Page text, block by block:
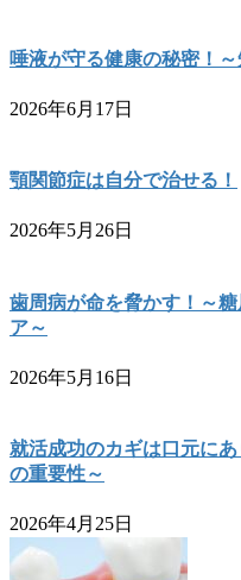
唾液が守る健康の秘密！
2026年6月17日
顎関節症は自分で治せる！
2026年5月26日
歯周病が命を脅かす！～
ア～
2026年5月16日
就活成功のカギは口元に
の重要性～
2026年4月25日